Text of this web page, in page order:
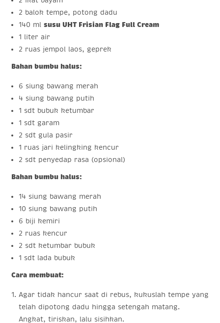
2 balok tempe, potong dadu
140 ml susu UHT Frisian Flag Full Cream
1 liter air
2 ruas jempol laos, geprek
Bahan bumbu halus:
6 siung bawang merah
4 siung bawang putih
1 sdt bubuk ketumbar
1 sdt garam
2 sdt gula pasir
1 ruas jari kelingking kencur
2 sdt penyedap rasa (opsional)
Bahan bumbu halus:
14 siung bawang merah
10 siung bawang putih
6 biji kemiri
2 ruas kencur
2 sdt ketumbar bubuk
1 sdt lada bubuk
Cara membuat:
Agar tidak hancur saat di rebus, kukuslah tempe yang
telah dipotong dadu hingga setengah matang.
Angkat, tiriskan, lalu sisihkan.